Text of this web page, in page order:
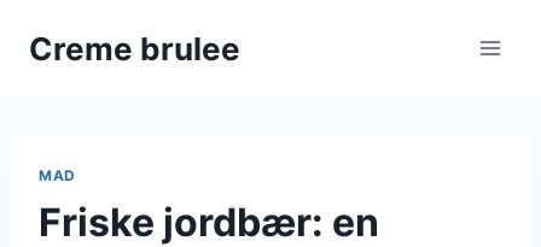
Creme brulee
MAD
Friske jordbær: en